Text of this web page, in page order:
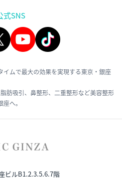
式SNS
ムで最大の効果を実現する東京・銀座
肪吸引、鼻整形、二重整形など美容整形
へ。
ビルB1.2.3.5.6.7階